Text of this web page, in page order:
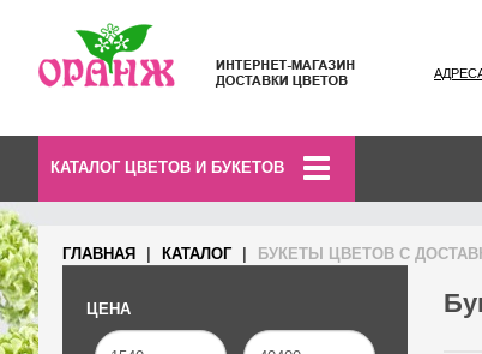
КАТАЛОГ ЦВЕТОВ И БУКЕТОВ
ГЛАВНАЯ КАТАЛОГ БУКЕТЫ ЦВЕТОВ С
ЦЕНА